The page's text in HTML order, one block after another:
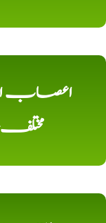
اعصاب اور